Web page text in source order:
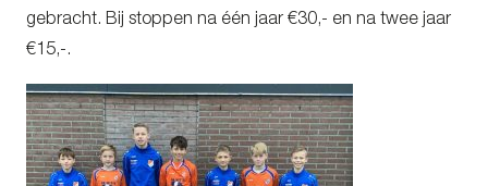
gebracht. Bij stoppen na één jaar €30,- en na twee jaar
€15,-.